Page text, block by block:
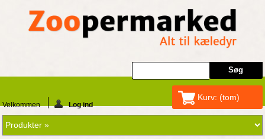
Kurv: (tom)
Velkommen Log ind